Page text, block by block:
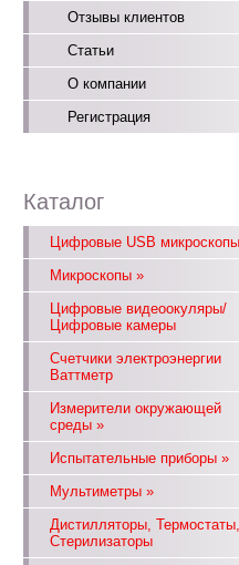
Отзывы клиентов
Статьи
О компании
Регистрация
Каталог
Цифровые USB микроскопы
Микроскопы»
Цифровые видеоокуляры/
Цифровые камеры
Счетчики электроэнергии
Ваттметр
Измерители окружающей
среды»
Испытательные приборы»
Мультиметры»
Дистилляторы, Термостаты,
Стерилизаторы